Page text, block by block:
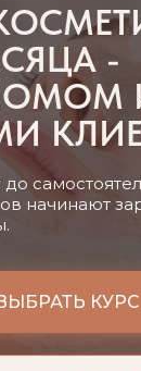
-
КУРС
начинают